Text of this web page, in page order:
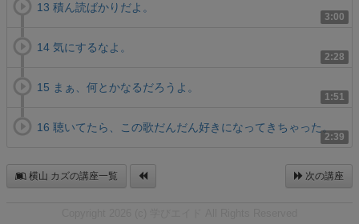
3:00
13 積ん読ばかりだよ。
2:28
14 気にするなよ。
1:51
15 まぁ、何とかなるだろうよ。
2:39
16 聴いてたら、この歌だんだん好きになってきちゃった。
横山 カズの講座一覧 次の講座